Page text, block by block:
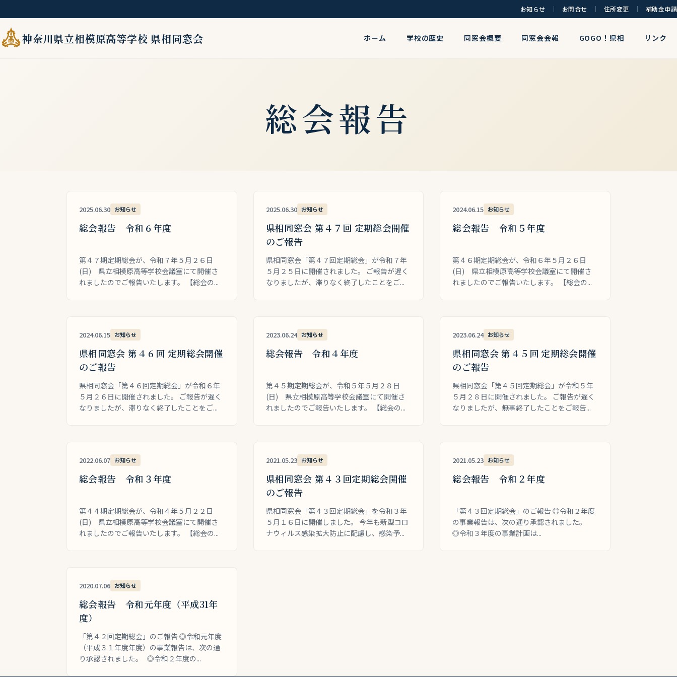
お知らせ お問合せ 住所変更 補助金申請
神奈川県立相模原高等学校 県相同窓会 ホーム 学校の歴史 同窓会概要 同窓会会報 GOGO！県相 リンク
総会報告
2025.06.30 お知らせ
総会報告 令和６年度
第４７期定期総会が、令和７年５月２６日
(日) 県立相模原高等学校会議室にて開催さ
れましたのでご報告いたします。 【総会の...
2025.06.30 お知らせ
県相同窓会 第４７回 定期総会開催
のご報告
県相同窓会「第４７回定期総会」が令和７年
５月２５日に開催されました。 ご報告が遅く
なりましたが、滞りなく終了したことをご...
2024.06.15 お知らせ
総会報告 令和５年度
第４６期定期総会が、令和６年５月２６日
(日) 県立相模原高等学校会議室にて開催さ
れましたのでご報告いたします。 【総会の...
2024.06.15 お知らせ
県相同窓会 第４６回 定期総会開催
のご報告
県相同窓会「第４６回定期総会」が令和６年
５月２６日に開催されました。 ご報告が遅く
なりましたが、滞りなく終了したことをご...
2023.06.24 お知らせ
総会報告 令和４年度
第４５期定期総会が、令和５年５月２８日
(日) 県立相模原高等学校会議室にて開催さ
れましたのでご報告いたします。 【総会の...
2023.06.24 お知らせ
県相同窓会 第４５回 定期総会開催
のご報告
県相同窓会「第４５回定期総会」が令和５年
５月２８日に開催されました。 ご報告が遅く
なりましたが、無事終了したことをご報告...
2022.06.07 お知らせ
総会報告 令和３年度
第４４期定期総会が、令和４年５月２２日
(日) 県立相模原高等学校会議室にて開催さ
れましたのでご報告いたします。 【総会の...
2021.05.23 お知らせ
県相同窓会 第４３回定期総会開催
のご報告
県相同窓会「第４３回定期総会」を令和３年
５月１６日に開催しました。 今年も新型コロ
ナウィルス感染拡大防止に配慮し、感染予...
2021.05.23 お知らせ
総会報告 令和２年度
「第４３回定期総会」のご報告 ◎令和２年度
の事業報告は、次の通り承認されました。
◎令和３年度の事業計画は...
2020.07.06 お知らせ
総会報告 令和元年度（平成31年
度）
「第４２回定期総会」のご報告 ◎令和元年度
（平成３１年度年度）の事業報告は、次の通
り承認されました。 ◎令和２年度の...